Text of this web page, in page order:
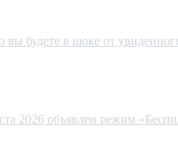
вы будете в шоке от
2026 объявлен режим